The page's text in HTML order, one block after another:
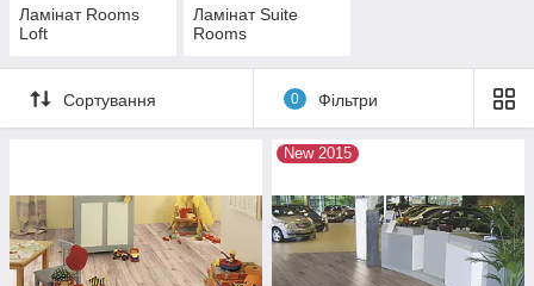
Ламінат Rooms
Loft
Ламінат Suite
Rooms
Сортування 0 Фільтри
New 2015